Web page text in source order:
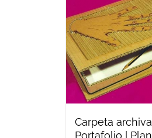
Carpeta
Portafolio |